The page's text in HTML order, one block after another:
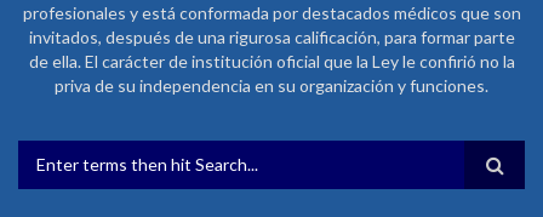
profesionales y está conformada por destacados médicos que son
invitados, después de una rigurosa calificación, para formar parte
de ella. El carácter de institución oficial que la Ley le confirió no la
priva de su independencia en su organización y funciones.
FORMULARIO DE BÚSQUEDA